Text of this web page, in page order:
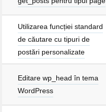
Utilizarea funcției standard
de căutare cu tipuri de
postări personalizate
Editare wp_head în tema
WordPress